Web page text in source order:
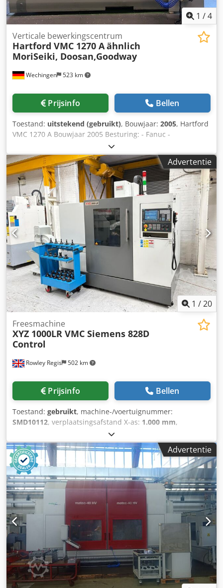
1 /4
Wechingen 523 km
Verticale bewerkingscentrum
Hartford VMC 1270 Aähnlich
MoriSeiki, Doosan,Goodway
Prijsinfo Bellen
Toestand: uitstekend (gebruikt), Bouwjaar: 2005, Hartford
VMC 1270 A Bouwjaar 2005 Besturing: - Fanuc -
Elektronische handwiel Hoofdspil: - Spiltoerental max.
8000 tpm - Gereedschaphouder BT40 Verplaatsingen: - X -
1270, Y - 600, Z - 725 mm Gereedschapswisselaar: - 25
magazijnposities Crodpfsznbn Ajx Abkof Tafel: - Oppervlak
voor het vastklemmen van werkstukken 1370 x 600 mm
Koeling: - Interne koelvloeistoftoevoer 20 bar -
Spanentransporteur Levertijd: - Direct leverbaar
Advertentie
1 /20
Rowley Regis 502 km
Freesmachine
XYZ 1000LR VMC Siemens 828D
Control
Prijsinfo Bellen
Toestand: gebruikt, machine-/voertuignummer:
SMD10112, verplaatsingsafstand X-as: 1.000 mm,
, verplaatsingsafstand Z-as:
mm, tafel lengte:500 mm, tafelhoogte:1.060 mm, XYZ
1000LR VMC, Siemens 828D besturing Siemens 828D CNC-
besturing X-as bereik 1000 mm Y-as bereik 500 mm Z-as
bereik 500 mm Tafelafmetingen 1060 x 500 mm Afstand
spindel tot middelpunt kolom 110 – 610 mm XYZ snelle
verplaatsingssnelheden 20 m/min Max. tafellast 800 kg
Spindeltoerental 8000 tpm Spindelmotor 15 kW
Spindelconus BT40 20-stations carrousel
gereedschapswisselaar Afmetingen 2865 x 2390 x 2680
mm De machine wordt geleverd met: Rebihsaw
gereedschapstestapparaat Spanenafvoerband
Gereedschap zoals op de foto Spanenbak Te koop bij Jet
Machinery Ltd Artikelnummer Jet Machinery: 79247
Serienummer machine: SMD10112 £24.950,00 + BTW
Advertentie